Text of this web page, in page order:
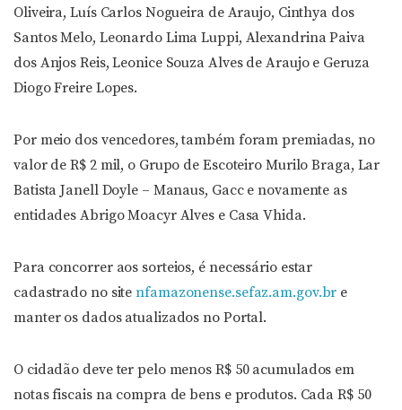
Oliveira, Luís Carlos Nogueira de Araujo, Cinthya dos
Santos Melo, Leonardo Lima Luppi, Alexandrina Paiva
dos Anjos Reis, Leonice Souza Alves de Araujo e Geruza
Diogo Freire Lopes.
Por meio dos vencedores, também foram premiadas, no
valor de R$ 2 mil, o Grupo de Escoteiro Murilo Braga, Lar
Batista Janell Doyle – Manaus, Gacc e novamente as
entidades Abrigo Moacyr Alves e Casa Vhida.
Para concorrer aos sorteios, é necessário estar
cadastrado no sitenfamazonense.sefaz.am.gov.br e
manter os dados atualizados no Portal.
O cidadão deve ter pelo menos R$ 50 acumulados em
notas fiscais na compra de bens e produtos. Cada R$ 50